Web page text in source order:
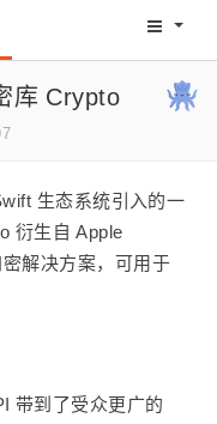
码农网
库 Crypto
生态系统引入的一
衍生自 Apple
解决方案，可用于
带到了受众更广的